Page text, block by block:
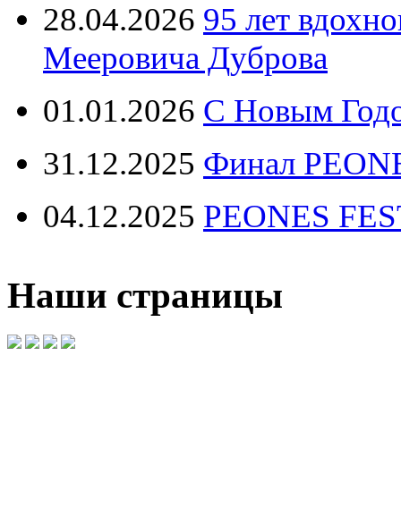
28.04.2026 95 лет
Мееровича Дуброва
01.01.2026 С Новым
31.12.2025 Финал
04.12.2025 PEONES
Наши страницы